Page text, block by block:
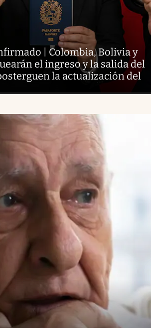
| Colombia, Bolivia y
el ingreso y la salida del
la actualización del